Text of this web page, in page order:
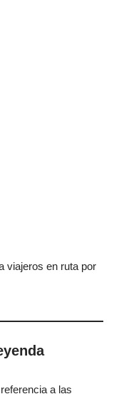
viajeros en ruta por
a las